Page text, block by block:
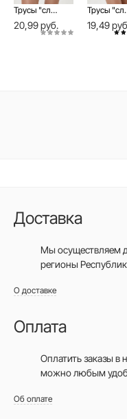
Трусы "слип" DAY BY DAY RP0001
20,99 руб.
Трусы
19,49
Доставка
Мы осуществляем
регионы
О доставке
Оплата
Оплатить заказы в
можно любым
Об оплате